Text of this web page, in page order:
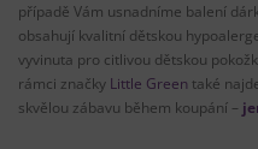
případě Vám usnadníme balení
obsahují kvalitní dětskou
vyvinuta pro citlivou dětskou
rámci značky Little Green také
skvělou zábavu během koupání –